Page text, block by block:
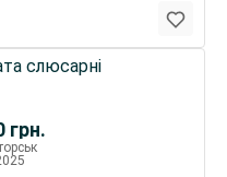
грн.
слюсарні